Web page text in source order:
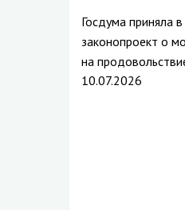
Госдума приняла
законопроект о
на
10.07.2026